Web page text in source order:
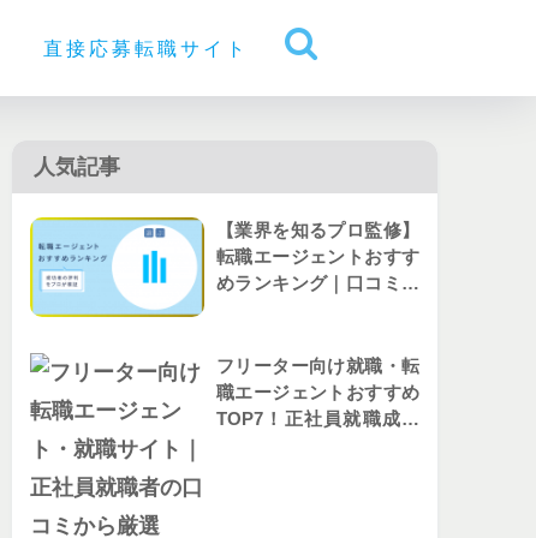
直接応募転職サイト
人気記事
【業界を知るプロ監修】
転職エージェントおすす
めランキング｜口コミか
フリーター向け就職・転
職エージェントおすすめ
TOP7！正社員就職成功